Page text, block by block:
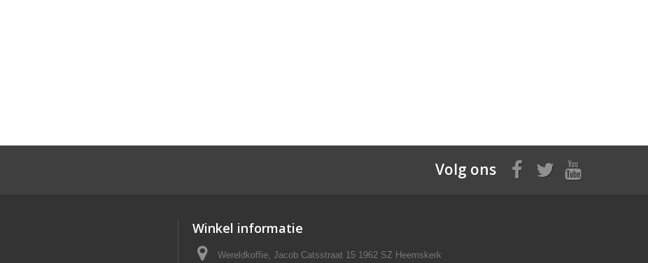
Volg ons
Winkel informatie
Wereldkoffie, Jacob Catsstraat 15 1962 SZ Heemskerk